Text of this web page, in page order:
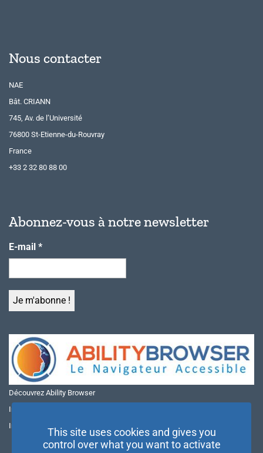
Nous contacter
NAE
Bât. CRIANN
745, Av. de l’Université
76800 St-Etienne-du-Rouvray
France
+33 2 32 80 88 00
Abonnez-vous à notre newsletter
E-mail *
Découvrez Ability Browser
Installer Ability Browser sur Windows
Installer Ability Browser sur Mac
This site uses cookies and gives you
control over what you want to activate